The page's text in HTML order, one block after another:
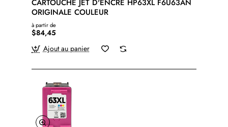
CARTOUCHE JET D'ENCRE HP63XL F6U63AN
ORIGINALE COULEUR
à partir de
$84,45
Ajout au panier